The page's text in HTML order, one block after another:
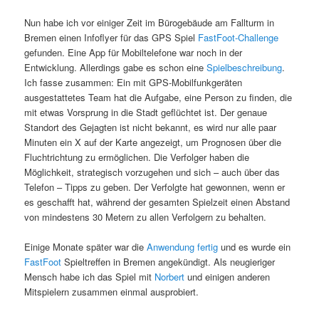
Nun habe ich vor einiger Zeit im Bürogebäude am Fallturm in
Bremen einen Infoflyer für das GPS Spiel FastFoot-Challenge
gefunden. Eine App für Mobiltelefone war noch in der
Entwicklung. Allerdings gabe es schon eineSpielbeschreibung.
Ich fasse zusammen: Ein mit GPS-Mobilfunkgeräten
ausgestattetes Team hat die Aufgabe, eine Person zu finden, die
mit etwas Vorsprung in die Stadt geflüchtet ist. Der genaue
Standort des Gejagten ist nicht bekannt, es wird nur alle paar
Minuten ein X auf der Karte angezeigt, um Prognosen über die
Fluchtrichtung zu ermöglichen. Die Verfolger haben die
Möglichkeit, strategisch vorzugehen und sich – auch über das
Telefon – Tipps zu geben. Der Verfolgte hat gewonnen, wenn er
es geschafft hat, während der gesamten Spielzeit einen Abstand
von mindestens 30 Metern zu allen Verfolgern zu behalten.
Einige Monate später war dieAnwendung fertig und es wurde ein
FastFoot Spieltreffen in Bremen angekündigt. Als neugieriger
Mensch habe ich das Spiel mit Norbert und einigen anderen
Mitspielern zusammen einmal ausprobiert.